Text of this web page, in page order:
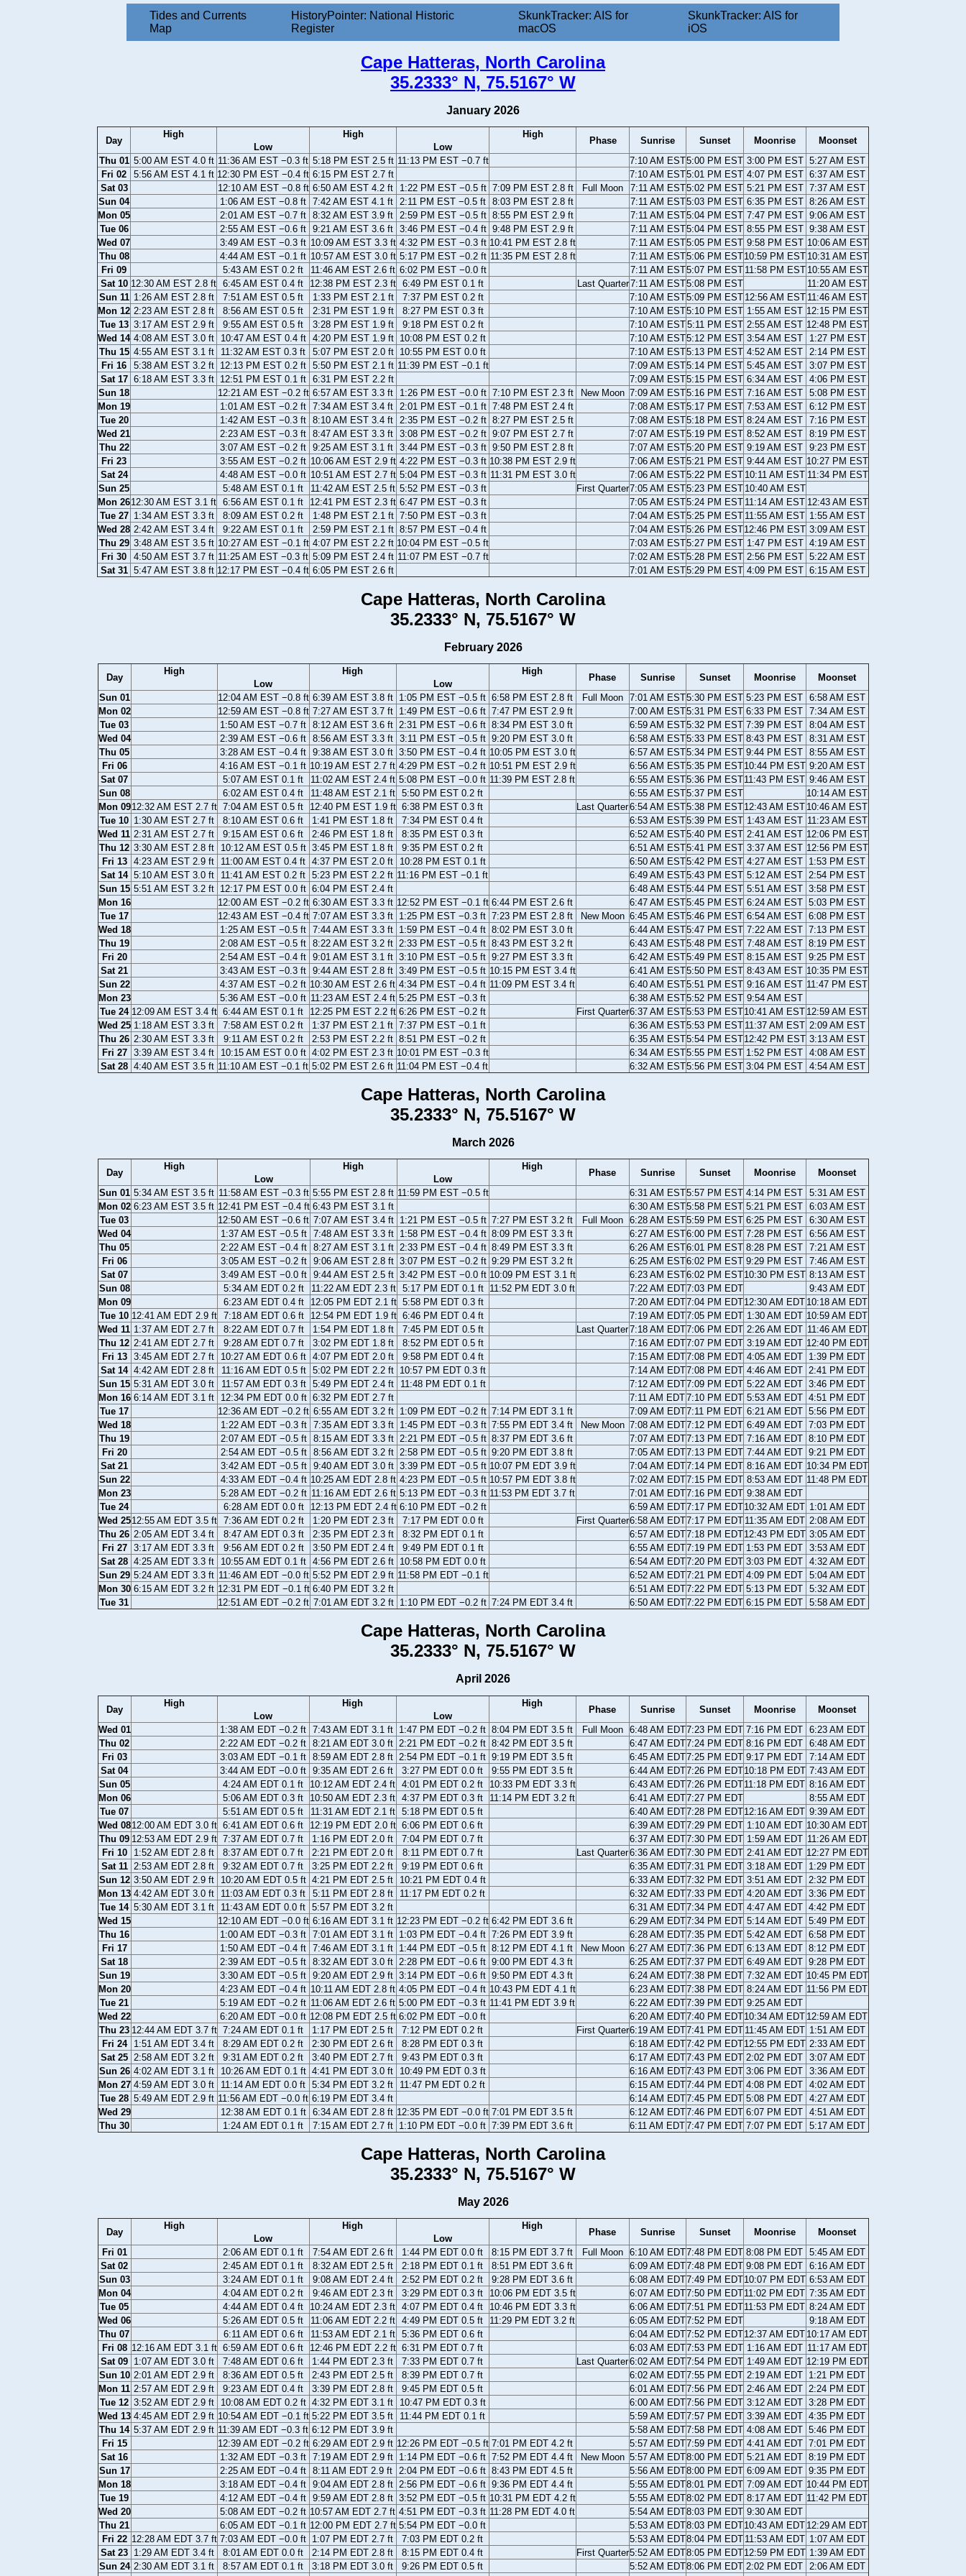
Tides and Currents
Map
HistoryPointer: National Historic
Register
SkunkTracker: AIS for
macOS
SkunkTracker: AIS for
iOS
Cape Hatteras, North Carolina
35.2333° N, 75.5167° W
January 2026
Day
High
Low
High
Low
High
Phase Sunrise Sunset Moonrise
Moonset
Thu 01 5:00 AM EST 4.0 ft 11:36 AM EST −0.3 ft 5:18 PM EST 2.5 ft 11:13 PM EST −0.7 ft 7:10 AM EST5:00 PM EST 3:00 PM EST 5:27 AM EST
Fri 02
5:56 AM EST 4.1 ft 12:30 PM EST −0.4 ft 6:15 PM EST 2.7 ft 7:10 AM EST5:01 PM EST 4:07 PM EST 6:37 AM EST
Sat 03
12:10 AM EST −0.8 ft 6:50 AM EST 4.2 ft 1:22 PM EST −0.5 ft 7:09 PM EST 2.8 ft Full Moon 7:11 AM EST5:02 PM EST 5:21 PM EST 7:37 AM EST
Sun 04
1:06 AM EST −0.8 ft 7:42 AM EST 4.1 ft 2:11 PM EST −0.5 ft 8:03 PM EST 2.8 ft 7:11 AM EST5:03 PM EST 6:35 PM EST 8:26 AM EST
Mon 05
2:01 AM EST −0.7 ft 8:32 AM EST 3.9 ft 2:59 PM EST −0.5 ft 8:55 PM EST 2.9 ft 7:11 AM EST5:04 PM EST 7:47 PM EST 9:06 AM EST
Tue 06
2:55 AM EST −0.6 ft 9:21 AM EST 3.6 ft 3:46 PM EST −0.4 ft 9:48 PM EST 2.9 ft 7:11 AM EST5:04 PM EST 8:55 PM EST 9:38 AM EST
Wed 07
3:49 AM EST −0.3 ft 10:09 AM EST 3.3 ft 4:32 PM EST −0.3 ft 10:41 PM EST 2.8 ft 7:11 AM EST5:05 PM EST 9:58 PM EST 10:06 AM EST
Thu 08
4:44 AM EST −0.1 ft 10:57 AM EST 3.0 ft 5:17 PM EST −0.2 ft 11:35 PM EST 2.8 ft 7:11 AM EST5:06 PM EST10:59 PM EST 10:31 AM EST
Fri 09
5:43 AM EST 0.2 ft 11:46 AM EST 2.6 ft 6:02 PM EST −0.0 ft 7:11 AM EST5:07 PM EST 11:58 PM EST 10:55 AM EST
Sat 10 12:30 AM EST 2.8 ft 6:45 AM EST 0.4 ft 12:38 PM EST 2.3 ft 6:49 PM EST 0.1 ft Last Quarter7:11 AM EST5:08 PM EST
11:20 AM EST
Sun 11 1:26 AM EST 2.8 ft 7:51 AM EST 0.5 ft 1:33 PM EST 2.1 ft 7:37 PM EST 0.2 ft 7:10 AM EST5:09 PM EST 12:56 AM EST 11:46 AM EST
Mon 12 2:23 AM EST 2.8 ft 8:56 AM EST 0.5 ft 2:31 PM EST 1.9 ft 8:27 PM EST 0.3 ft 7:10 AM EST5:10 PM EST 1:55 AM EST 12:15 PM EST
Tue 13 3:17 AM EST 2.9 ft 9:55 AM EST 0.5 ft 3:28 PM EST 1.9 ft 9:18 PM EST 0.2 ft 7:10 AM EST5:11 PM EST 2:55 AM EST 12:48 PM EST
Wed 14 4:08 AM EST 3.0 ft 10:47 AM EST 0.4 ft 4:20 PM EST 1.9 ft 10:08 PM EST 0.2 ft 7:10 AM EST5:12 PM EST 3:54 AM EST
1:27 PM EST
Thu 15 4:55 AM EST 3.1 ft 11:32 AM EST 0.3 ft 5:07 PM EST 2.0 ft 10:55 PM EST 0.0 ft 7:10 AM EST5:13 PM EST 4:52 AM EST 2:14 PM EST
Fri 16
5:38 AM EST 3.2 ft 12:13 PM EST 0.2 ft 5:50 PM EST 2.1 ft 11:39 PM EST −0.1 ft 7:09 AM EST5:14 PM EST 5:45 AM EST 3:07 PM EST
Sat 17 6:18 AM EST 3.3 ft 12:51 PM EST 0.1 ft 6:31 PM EST 2.2 ft 7:09 AM EST5:15 PM EST 6:34 AM EST 4:06 PM EST
Sun 18
12:21 AM EST −0.2 ft 6:57 AM EST 3.3 ft 1:26 PM EST −0.0 ft 7:10 PM EST 2.3 ft New Moon 7:09 AM EST5:16 PM EST 7:16 AM EST 5:08 PM EST
Mon 19
1:01 AM EST −0.2 ft 7:34 AM EST 3.4 ft 2:01 PM EST −0.1 ft 7:48 PM EST 2.4 ft 7:08 AM EST5:17 PM EST 7:53 AM EST 6:12 PM EST
Tue 20
1:42 AM EST −0.3 ft 8:10 AM EST 3.4 ft 2:35 PM EST −0.2 ft 8:27 PM EST 2.5 ft 7:08 AM EST5:18 PM EST 8:24 AM EST 7:16 PM EST
Wed 21
2:23 AM EST −0.3 ft 8:47 AM EST 3.3 ft 3:08 PM EST −0.2 ft 9:07 PM EST 2.7 ft 7:07 AM EST5:19 PM EST 8:52 AM EST 8:19 PM EST
Thu 22
3:07 AM EST −0.2 ft 9:25 AM EST 3.1 ft 3:44 PM EST −0.3 ft 9:50 PM EST 2.8 ft 7:07 AM EST5:20 PM EST 9:19 AM EST 9:23 PM EST
Fri 23
3:55 AM EST −0.2 ft 10:06 AM EST 2.9 ft 4:22 PM EST −0.3 ft 10:38 PM EST 2.9 ft 7:06 AM EST5:21 PM EST 9:44 AM EST 10:27 PM EST
Sat 24
4:48 AM EST −0.0 ft 10:51 AM EST 2.7 ft 5:04 PM EST −0.3 ft 11:31 PM EST 3.0 ft 7:06 AM EST5:22 PM EST 10:11 AM EST 11:34 PM EST
Sun 25
5:48 AM EST 0.1 ft 11:42 AM EST 2.5 ft 5:52 PM EST −0.3 ft First Quarter7:05 AM EST5:23 PM EST 10:40 AM EST
Mon 2612:30 AM EST 3.1 ft 6:56 AM EST 0.1 ft 12:41 PM EST 2.3 ft 6:47 PM EST −0.3 ft 7:05 AM EST5:24 PM EST 11:14 AM EST 12:43 AM EST
Tue 27 1:34 AM EST 3.3 ft 8:09 AM EST 0.2 ft 1:48 PM EST 2.1 ft 7:50 PM EST −0.3 ft 7:04 AM EST5:25 PM EST 11:55 AM EST 1:55 AM EST
Wed 28 2:42 AM EST 3.4 ft 9:22 AM EST 0.1 ft 2:59 PM EST 2.1 ft 8:57 PM EST −0.4 ft 7:04 AM EST5:26 PM EST12:46 PM EST 3:09 AM EST
Thu 29 3:48 AM EST 3.5 ft 10:27 AM EST −0.1 ft 4:07 PM EST 2.2 ft 10:04 PM EST −0.5 ft 7:03 AM EST5:27 PM EST 1:47 PM EST 4:19 AM EST
Fri 30
4:50 AM EST 3.7 ft 11:25 AM EST −0.3 ft 5:09 PM EST 2.4 ft 11:07 PM EST −0.7 ft 7:02 AM EST5:28 PM EST 2:56 PM EST 5:22 AM EST
Sat 31 5:47 AM EST 3.8 ft 12:17 PM EST −0.4 ft 6:05 PM EST 2.6 ft 7:01 AM EST5:29 PM EST 4:09 PM EST 6:15 AM EST
Cape Hatteras, North Carolina
35.2333° N, 75.5167° W
February 2026
Day
High
Low
High
Low
High
Phase Sunrise Sunset Moonrise
Moonset
Sun 01
12:04 AM EST −0.8 ft 6:39 AM EST 3.8 ft 1:05 PM EST −0.5 ft 6:58 PM EST 2.8 ft Full Moon 7:01 AM EST5:30 PM EST 5:23 PM EST 6:58 AM EST
Mon 02
12:59 AM EST −0.8 ft 7:27 AM EST 3.7 ft 1:49 PM EST −0.6 ft 7:47 PM EST 2.9 ft 7:00 AM EST5:31 PM EST 6:33 PM EST 7:34 AM EST
Tue 03
1:50 AM EST −0.7 ft 8:12 AM EST 3.6 ft 2:31 PM EST −0.6 ft 8:34 PM EST 3.0 ft 6:59 AM EST5:32 PM EST 7:39 PM EST 8:04 AM EST
Wed 04
2:39 AM EST −0.6 ft 8:56 AM EST 3.3 ft 3:11 PM EST −0.5 ft 9:20 PM EST 3.0 ft 6:58 AM EST5:33 PM EST 8:43 PM EST 8:31 AM EST
Thu 05
3:28 AM EST −0.4 ft 9:38 AM EST 3.0 ft 3:50 PM EST −0.4 ft 10:05 PM EST 3.0 ft 6:57 AM EST5:34 PM EST 9:44 PM EST 8:55 AM EST
Fri 06
4:16 AM EST −0.1 ft 10:19 AM EST 2.7 ft 4:29 PM EST −0.2 ft 10:51 PM EST 2.9 ft 6:56 AM EST5:35 PM EST10:44 PM EST 9:20 AM EST
Sat 07
5:07 AM EST 0.1 ft 11:02 AM EST 2.4 ft 5:08 PM EST −0.0 ft 11:39 PM EST 2.8 ft 6:55 AM EST5:36 PM EST11:43 PM EST 9:46 AM EST
Sun 08
6:02 AM EST 0.4 ft 11:48 AM EST 2.1 ft 5:50 PM EST 0.2 ft 6:55 AM EST5:37 PM EST
10:14 AM EST
Mon 0912:32 AM EST 2.7 ft 7:04 AM EST 0.5 ft 12:40 PM EST 1.9 ft 6:38 PM EST 0.3 ft Last Quarter6:54 AM EST5:38 PM EST12:43 AM EST 10:46 AM EST
Tue 10 1:30 AM EST 2.7 ft 8:10 AM EST 0.6 ft 1:41 PM EST 1.8 ft 7:34 PM EST 0.4 ft 6:53 AM EST5:39 PM EST 1:43 AM EST 11:23 AM EST
Wed 11 2:31 AM EST 2.7 ft 9:15 AM EST 0.6 ft 2:46 PM EST 1.8 ft 8:35 PM EST 0.3 ft 6:52 AM EST5:40 PM EST 2:41 AM EST 12:06 PM EST
Thu 12 3:30 AM EST 2.8 ft 10:12 AM EST 0.5 ft 3:45 PM EST 1.8 ft 9:35 PM EST 0.2 ft 6:51 AM EST5:41 PM EST 3:37 AM EST 12:56 PM EST
Fri 13
4:23 AM EST 2.9 ft 11:00 AM EST 0.4 ft 4:37 PM EST 2.0 ft 10:28 PM EST 0.1 ft 6:50 AM EST5:42 PM EST 4:27 AM EST
1:53 PM EST
Sat 14 5:10 AM EST 3.0 ft 11:41 AM EST 0.2 ft 5:23 PM EST 2.2 ft 11:16 PM EST −0.1 ft 6:49 AM EST5:43 PM EST 5:12 AM EST
2:54 PM EST
Sun 15 5:51 AM EST 3.2 ft 12:17 PM EST 0.0 ft 6:04 PM EST 2.4 ft 6:48 AM EST5:44 PM EST 5:51 AM EST 3:58 PM EST
Mon 16
12:00 AM EST −0.2 ft 6:30 AM EST 3.3 ft 12:52 PM EST −0.1 ft 6:44 PM EST 2.6 ft 6:47 AM EST5:45 PM EST 6:24 AM EST 5:03 PM EST
Tue 17
12:43 AM EST −0.4 ft 7:07 AM EST 3.3 ft 1:25 PM EST −0.3 ft 7:23 PM EST 2.8 ft New Moon 6:45 AM EST5:46 PM EST 6:54 AM EST 6:08 PM EST
Wed 18
1:25 AM EST −0.5 ft 7:44 AM EST 3.3 ft 1:59 PM EST −0.4 ft 8:02 PM EST 3.0 ft 6:44 AM EST5:47 PM EST 7:22 AM EST 7:13 PM EST
Thu 19
2:08 AM EST −0.5 ft 8:22 AM EST 3.2 ft 2:33 PM EST −0.5 ft 8:43 PM EST 3.2 ft 6:43 AM EST5:48 PM EST 7:48 AM EST 8:19 PM EST
Fri 20
2:54 AM EST −0.4 ft 9:01 AM EST 3.1 ft 3:10 PM EST −0.5 ft 9:27 PM EST 3.3 ft 6:42 AM EST5:49 PM EST 8:15 AM EST 9:25 PM EST
Sat 21
3:43 AM EST −0.3 ft 9:44 AM EST 2.8 ft 3:49 PM EST −0.5 ft 10:15 PM EST 3.4 ft 6:41 AM EST5:50 PM EST 8:43 AM EST 10:35 PM EST
Sun 22
4:37 AM EST −0.2 ft 10:30 AM EST 2.6 ft 4:34 PM EST −0.4 ft 11:09 PM EST 3.4 ft 6:40 AM EST5:51 PM EST 9:16 AM EST 11:47 PM EST
Mon 23
5:36 AM EST −0.0 ft 11:23 AM EST 2.4 ft 5:25 PM EST −0.3 ft 6:38 AM EST5:52 PM EST 9:54 AM EST
Tue 24 12:09 AM EST 3.4 ft 6:44 AM EST 0.1 ft 12:25 PM EST 2.2 ft 6:26 PM EST −0.2 ft First Quarter6:37 AM EST5:53 PM EST10:41 AM EST 12:59 AM EST
Wed 25 1:18 AM EST 3.3 ft 7:58 AM EST 0.2 ft 1:37 PM EST 2.1 ft 7:37 PM EST −0.1 ft 6:36 AM EST5:53 PM EST 11:37 AM EST 2:09 AM EST
Thu 26 2:30 AM EST 3.3 ft 9:11 AM EST 0.2 ft 2:53 PM EST 2.2 ft 8:51 PM EST −0.2 ft 6:35 AM EST5:54 PM EST12:42 PM EST 3:13 AM EST
Fri 27
3:39 AM EST 3.4 ft 10:15 AM EST 0.0 ft 4:02 PM EST 2.3 ft 10:01 PM EST −0.3 ft 6:34 AM EST5:55 PM EST 1:52 PM EST 4:08 AM EST
Sat 28 4:40 AM EST 3.5 ft 11:10 AM EST −0.1 ft 5:02 PM EST 2.6 ft 11:04 PM EST −0.4 ft 6:32 AM EST5:56 PM EST 3:04 PM EST 4:54 AM EST
Cape Hatteras, North Carolina
35.2333° N, 75.5167° W
March 2026
Day
High
Low
High
Low
High
Phase Sunrise Sunset Moonrise
Moonset
Sun 01 5:34 AM EST 3.5 ft 11:58 AM EST −0.3 ft 5:55 PM EST 2.8 ft 11:59 PM EST −0.5 ft 6:31 AM EST5:57 PM EST 4:14 PM EST 5:31 AM EST
Mon 02 6:23 AM EST 3.5 ft 12:41 PM EST −0.4 ft 6:43 PM EST 3.1 ft 6:30 AM EST5:58 PM EST 5:21 PM EST 6:03 AM EST
Tue 03
12:50 AM EST −0.6 ft 7:07 AM EST 3.4 ft 1:21 PM EST −0.5 ft 7:27 PM EST 3.2 ft Full Moon 6:28 AM EST5:59 PM EST 6:25 PM EST 6:30 AM EST
Wed 04
1:37 AM EST −0.5 ft 7:48 AM EST 3.3 ft 1:58 PM EST −0.4 ft 8:09 PM EST 3.3 ft 6:27 AM EST6:00 PM EST 7:28 PM EST 6:56 AM EST
Thu 05
2:22 AM EST −0.4 ft 8:27 AM EST 3.1 ft 2:33 PM EST −0.4 ft 8:49 PM EST 3.3 ft 6:26 AM EST6:01 PM EST 8:28 PM EST 7:21 AM EST
Fri 06
3:05 AM EST −0.2 ft 9:06 AM EST 2.8 ft 3:07 PM EST −0.2 ft 9:29 PM EST 3.2 ft 6:25 AM EST6:02 PM EST 9:29 PM EST 7:46 AM EST
Sat 07
3:49 AM EST −0.0 ft 9:44 AM EST 2.5 ft 3:42 PM EST −0.0 ft 10:09 PM EST 3.1 ft 6:23 AM EST6:02 PM EST10:30 PM EST 8:13 AM EST
Sun 08
5:34 AM EDT 0.2 ft 11:22 AM EDT 2.3 ft 5:17 PM EDT 0.1 ft 11:52 PM EDT 3.0 ft 7:22 AM EDT7:03 PM EDT
9:43 AM EDT
Mon 09
6:23 AM EDT 0.4 ft 12:05 PM EDT 2.1 ft 5:58 PM EDT 0.3 ft 7:20 AM EDT7:04 PM EDT12:30 AM EDT 10:18 AM EDT
Tue 10 12:41 AM EDT 2.9 ft 7:18 AM EDT 0.6 ft 12:54 PM EDT 1.9 ft 6:46 PM EDT 0.4 ft 7:19 AM EDT7:05 PM EDT 1:30 AM EDT 10:59 AM EDT
Wed 11 1:37 AM EDT 2.7 ft 8:22 AM EDT 0.7 ft 1:54 PM EDT 1.8 ft 7:45 PM EDT 0.5 ft Last Quarter7:18 AM EDT7:06 PM EDT 2:26 AM EDT 11:46 AM EDT
Thu 12 2:41 AM EDT 2.7 ft 9:28 AM EDT 0.7 ft 3:02 PM EDT 1.8 ft 8:52 PM EDT 0.5 ft 7:16 AM EDT7:07 PM EDT 3:19 AM EDT 12:40 PM EDT
Fri 13
3:45 AM EDT 2.7 ft 10:27 AM EDT 0.6 ft 4:07 PM EDT 2.0 ft 9:58 PM EDT 0.4 ft 7:15 AM EDT7:08 PM EDT 4:05 AM EDT
1:39 PM EDT
Sat 14 4:42 AM EDT 2.8 ft 11:16 AM EDT 0.5 ft 5:02 PM EDT 2.2 ft 10:57 PM EDT 0.3 ft 7:14 AM EDT7:08 PM EDT 4:46 AM EDT 2:41 PM EDT
Sun 15 5:31 AM EDT 3.0 ft 11:57 AM EDT 0.3 ft 5:49 PM EDT 2.4 ft 11:48 PM EDT 0.1 ft 7:12 AM EDT7:09 PM EDT 5:22 AM EDT 3:46 PM EDT
Mon 16 6:14 AM EDT 3.1 ft 12:34 PM EDT 0.0 ft 6:32 PM EDT 2.7 ft 7:11 AM EDT7:10 PM EDT 5:53 AM EDT 4:51 PM EDT
Tue 17
12:36 AM EDT −0.2 ft 6:55 AM EDT 3.2 ft 1:09 PM EDT −0.2 ft 7:14 PM EDT 3.1 ft 7:09 AM EDT7:11 PM EDT 6:21 AM EDT 5:56 PM EDT
Wed 18
1:22 AM EDT −0.3 ft 7:35 AM EDT 3.3 ft 1:45 PM EDT −0.3 ft 7:55 PM EDT 3.4 ft New Moon 7:08 AM EDT7:12 PM EDT 6:49 AM EDT 7:03 PM EDT
Thu 19
2:07 AM EDT −0.5 ft 8:15 AM EDT 3.3 ft 2:21 PM EDT −0.5 ft 8:37 PM EDT 3.6 ft 7:07 AM EDT7:13 PM EDT 7:16 AM EDT 8:10 PM EDT
Fri 20
2:54 AM EDT −0.5 ft 8:56 AM EDT 3.2 ft 2:58 PM EDT −0.5 ft 9:20 PM EDT 3.8 ft 7:05 AM EDT7:13 PM EDT 7:44 AM EDT 9:21 PM EDT
Sat 21
3:42 AM EDT −0.5 ft 9:40 AM EDT 3.0 ft 3:39 PM EDT −0.5 ft 10:07 PM EDT 3.9 ft 7:04 AM EDT7:14 PM EDT 8:16 AM EDT 10:34 PM EDT
Sun 22
4:33 AM EDT −0.4 ft 10:25 AM EDT 2.8 ft 4:23 PM EDT −0.5 ft 10:57 PM EDT 3.8 ft 7:02 AM EDT7:15 PM EDT 8:53 AM EDT 11:48 PM EDT
Mon 23
5:28 AM EDT −0.2 ft 11:16 AM EDT 2.6 ft 5:13 PM EDT −0.3 ft 11:53 PM EDT 3.7 ft 7:01 AM EDT7:16 PM EDT 9:38 AM EDT
Tue 24
6:28 AM EDT 0.0 ft 12:13 PM EDT 2.4 ft 6:10 PM EDT −0.2 ft 6:59 AM EDT7:17 PM EDT10:32 AM EDT 1:01 AM EDT
Wed 2512:55 AM EDT 3.5 ft 7:36 AM EDT 0.2 ft 1:20 PM EDT 2.3 ft 7:17 PM EDT 0.0 ft First Quarter6:58 AM EDT7:17 PM EDT 11:35 AM EDT 2:08 AM EDT
Thu 26 2:05 AM EDT 3.4 ft 8:47 AM EDT 0.3 ft 2:35 PM EDT 2.3 ft 8:32 PM EDT 0.1 ft 6:57 AM EDT7:18 PM EDT12:43 PM EDT 3:05 AM EDT
Fri 27
3:17 AM EDT 3.3 ft 9:56 AM EDT 0.2 ft 3:50 PM EDT 2.4 ft 9:49 PM EDT 0.1 ft 6:55 AM EDT7:19 PM EDT 1:53 PM EDT 3:53 AM EDT
Sat 28 4:25 AM EDT 3.3 ft 10:55 AM EDT 0.1 ft 4:56 PM EDT 2.6 ft 10:58 PM EDT 0.0 ft 6:54 AM EDT7:20 PM EDT 3:03 PM EDT 4:32 AM EDT
Sun 29 5:24 AM EDT 3.3 ft 11:46 AM EDT −0.0 ft 5:52 PM EDT 2.9 ft 11:58 PM EDT −0.1 ft 6:52 AM EDT7:21 PM EDT 4:09 PM EDT 5:04 AM EDT
Mon 30 6:15 AM EDT 3.2 ft 12:31 PM EDT −0.1 ft 6:40 PM EDT 3.2 ft 6:51 AM EDT7:22 PM EDT 5:13 PM EDT 5:32 AM EDT
Tue 31
12:51 AM EDT −0.2 ft 7:01 AM EDT 3.2 ft 1:10 PM EDT −0.2 ft 7:24 PM EDT 3.4 ft 6:50 AM EDT7:22 PM EDT 6:15 PM EDT 5:58 AM EDT
Cape Hatteras, North Carolina
35.2333° N, 75.5167° W
April 2026
Day
High
Low
High
Low
High
Phase Sunrise Sunset Moonrise
Moonset
Wed 01
1:38 AM EDT −0.2 ft 7:43 AM EDT 3.1 ft 1:47 PM EDT −0.2 ft 8:04 PM EDT 3.5 ft Full Moon 6:48 AM EDT7:23 PM EDT 7:16 PM EDT 6:23 AM EDT
Thu 02
2:22 AM EDT −0.2 ft 8:21 AM EDT 3.0 ft 2:21 PM EDT −0.2 ft 8:42 PM EDT 3.5 ft 6:47 AM EDT7:24 PM EDT 8:16 PM EDT 6:48 AM EDT
Fri 03
3:03 AM EDT −0.1 ft 8:59 AM EDT 2.8 ft 2:54 PM EDT −0.1 ft 9:19 PM EDT 3.5 ft 6:45 AM EDT7:25 PM EDT 9:17 PM EDT 7:14 AM EDT
Sat 04
3:44 AM EDT −0.0 ft 9:35 AM EDT 2.6 ft 3:27 PM EDT 0.0 ft 9:55 PM EDT 3.5 ft 6:44 AM EDT7:26 PM EDT10:18 PM EDT 7:43 AM EDT
Sun 05
4:24 AM EDT 0.1 ft 10:12 AM EDT 2.4 ft 4:01 PM EDT 0.2 ft 10:33 PM EDT 3.3 ft 6:43 AM EDT7:26 PM EDT11:18 PM EDT 8:16 AM EDT
Mon 06
5:06 AM EDT 0.3 ft 10:50 AM EDT 2.3 ft 4:37 PM EDT 0.3 ft 11:14 PM EDT 3.2 ft 6:41 AM EDT7:27 PM EDT
8:55 AM EDT
Tue 07
5:51 AM EDT 0.5 ft 11:31 AM EDT 2.1 ft 5:18 PM EDT 0.5 ft 6:40 AM EDT7:28 PM EDT12:16 AM EDT 9:39 AM EDT
Wed 0812:00 AM EDT 3.0 ft 6:41 AM EDT 0.6 ft 12:19 PM EDT 2.0 ft 6:06 PM EDT 0.6 ft 6:39 AM EDT7:29 PM EDT 1:10 AM EDT 10:30 AM EDT
Thu 09 12:53 AM EDT 2.9 ft 7:37 AM EDT 0.7 ft 1:16 PM EDT 2.0 ft 7:04 PM EDT 0.7 ft 6:37 AM EDT7:30 PM EDT 1:59 AM EDT 11:26 AM EDT
Fri 10
1:52 AM EDT 2.8 ft 8:37 AM EDT 0.7 ft 2:21 PM EDT 2.0 ft 8:11 PM EDT 0.7 ft Last Quarter6:36 AM EDT7:30 PM EDT 2:41 AM EDT 12:27 PM EDT
Sat 11
2:53 AM EDT 2.8 ft 9:32 AM EDT 0.7 ft 3:25 PM EDT 2.2 ft 9:19 PM EDT 0.6 ft 6:35 AM EDT7:31 PM EDT 3:18 AM EDT
1:29 PM EDT
Sun 12 3:50 AM EDT 2.9 ft 10:20 AM EDT 0.5 ft 4:21 PM EDT 2.5 ft 10:21 PM EDT 0.4 ft 6:33 AM EDT7:32 PM EDT 3:51 AM EDT
2:32 PM EDT
Mon 13 4:42 AM EDT 3.0 ft 11:03 AM EDT 0.3 ft 5:11 PM EDT 2.8 ft 11:17 PM EDT 0.2 ft 6:32 AM EDT7:33 PM EDT 4:20 AM EDT 3:36 PM EDT
Tue 14 5:30 AM EDT 3.1 ft 11:43 AM EDT 0.0 ft 5:57 PM EDT 3.2 ft 6:31 AM EDT7:34 PM EDT 4:47 AM EDT 4:42 PM EDT
Wed 15
12:10 AM EDT −0.0 ft 6:16 AM EDT 3.1 ft 12:23 PM EDT −0.2 ft 6:42 PM EDT 3.6 ft 6:29 AM EDT7:34 PM EDT 5:14 AM EDT 5:49 PM EDT
Thu 16
1:00 AM EDT −0.3 ft 7:01 AM EDT 3.1 ft 1:03 PM EDT −0.4 ft 7:26 PM EDT 3.9 ft 6:28 AM EDT7:35 PM EDT 5:42 AM EDT 6:58 PM EDT
Fri 17
1:50 AM EDT −0.4 ft 7:46 AM EDT 3.1 ft 1:44 PM EDT −0.5 ft 8:12 PM EDT 4.1 ft New Moon 6:27 AM EDT7:36 PM EDT 6:13 AM EDT 8:12 PM EDT
Sat 18
2:39 AM EDT −0.5 ft 8:32 AM EDT 3.0 ft 2:28 PM EDT −0.6 ft 9:00 PM EDT 4.3 ft 6:25 AM EDT7:37 PM EDT 6:49 AM EDT 9:28 PM EDT
Sun 19
3:30 AM EDT −0.5 ft 9:20 AM EDT 2.9 ft 3:14 PM EDT −0.6 ft 9:50 PM EDT 4.3 ft 6:24 AM EDT7:38 PM EDT 7:32 AM EDT 10:45 PM EDT
Mon 20
4:23 AM EDT −0.4 ft 10:11 AM EDT 2.8 ft 4:05 PM EDT −0.4 ft 10:43 PM EDT 4.1 ft 6:23 AM EDT7:38 PM EDT 8:24 AM EDT 11:56 PM EDT
Tue 21
5:19 AM EDT −0.2 ft 11:06 AM EDT 2.6 ft 5:00 PM EDT −0.3 ft 11:41 PM EDT 3.9 ft 6:22 AM EDT7:39 PM EDT 9:25 AM EDT
Wed 22
6:20 AM EDT −0.0 ft 12:08 PM EDT 2.5 ft 6:02 PM EDT −0.0 ft 6:20 AM EDT7:40 PM EDT10:34 AM EDT 12:59 AM EDT
Thu 23 12:44 AM EDT 3.7 ft 7:24 AM EDT 0.1 ft 1:17 PM EDT 2.5 ft 7:12 PM EDT 0.2 ft First Quarter6:19 AM EDT7:41 PM EDT 11:45 AM EDT 1:51 AM EDT
Fri 24
1:51 AM EDT 3.4 ft 8:29 AM EDT 0.2 ft 2:30 PM EDT 2.6 ft 8:28 PM EDT 0.3 ft 6:18 AM EDT7:42 PM EDT12:55 PM EDT 2:33 AM EDT
Sat 25 2:58 AM EDT 3.2 ft 9:31 AM EDT 0.2 ft 3:40 PM EDT 2.7 ft 9:43 PM EDT 0.3 ft 6:17 AM EDT7:43 PM EDT 2:02 PM EDT 3:07 AM EDT
Sun 26 4:02 AM EDT 3.1 ft 10:26 AM EDT 0.1 ft 4:41 PM EDT 3.0 ft 10:49 PM EDT 0.3 ft 6:16 AM EDT7:43 PM EDT 3:06 PM EDT 3:36 AM EDT
Mon 27 4:59 AM EDT 3.0 ft 11:14 AM EDT 0.0 ft 5:34 PM EDT 3.2 ft 11:47 PM EDT 0.2 ft 6:15 AM EDT7:44 PM EDT 4:08 PM EDT 4:02 AM EDT
Tue 28 5:49 AM EDT 2.9 ft 11:56 AM EDT −0.0 ft 6:19 PM EDT 3.4 ft 6:14 AM EDT7:45 PM EDT 5:08 PM EDT 4:27 AM EDT
Wed 29
12:38 AM EDT 0.1 ft 6:34 AM EDT 2.8 ft 12:35 PM EDT −0.0 ft 7:01 PM EDT 3.5 ft 6:12 AM EDT7:46 PM EDT 6:07 PM EDT 4:51 AM EDT
Thu 30
1:24 AM EDT 0.1 ft 7:15 AM EDT 2.7 ft 1:10 PM EDT −0.0 ft 7:39 PM EDT 3.6 ft 6:11 AM EDT7:47 PM EDT 7:07 PM EDT 5:17 AM EDT
Cape Hatteras, North Carolina
35.2333° N, 75.5167° W
May 2026
Day
High
Low
High
Low
High
Phase Sunrise Sunset Moonrise
Moonset
Fri 01
2:06 AM EDT 0.1 ft 7:54 AM EDT 2.6 ft 1:44 PM EDT 0.0 ft 8:15 PM EDT 3.7 ft Full Moon 6:10 AM EDT7:48 PM EDT 8:08 PM EDT 5:45 AM EDT
Sat 02
2:45 AM EDT 0.1 ft 8:32 AM EDT 2.5 ft 2:18 PM EDT 0.1 ft 8:51 PM EDT 3.6 ft 6:09 AM EDT7:48 PM EDT 9:08 PM EDT 6:16 AM EDT
Sun 03
3:24 AM EDT 0.1 ft 9:08 AM EDT 2.4 ft 2:52 PM EDT 0.2 ft 9:28 PM EDT 3.6 ft 6:08 AM EDT7:49 PM EDT10:07 PM EDT 6:53 AM EDT
Mon 04
4:04 AM EDT 0.2 ft 9:46 AM EDT 2.3 ft 3:29 PM EDT 0.3 ft 10:06 PM EDT 3.5 ft 6:07 AM EDT7:50 PM EDT11:02 PM EDT 7:35 AM EDT
Tue 05
4:44 AM EDT 0.4 ft 10:24 AM EDT 2.3 ft 4:07 PM EDT 0.4 ft 10:46 PM EDT 3.3 ft 6:06 AM EDT7:51 PM EDT11:53 PM EDT 8:24 AM EDT
Wed 06
5:26 AM EDT 0.5 ft 11:06 AM EDT 2.2 ft 4:49 PM EDT 0.5 ft 11:29 PM EDT 3.2 ft 6:05 AM EDT7:52 PM EDT
9:18 AM EDT
Thu 07
6:11 AM EDT 0.6 ft 11:53 AM EDT 2.1 ft 5:36 PM EDT 0.6 ft 6:04 AM EDT7:52 PM EDT12:37 AM EDT 10:17 AM EDT
Fri 08 12:16 AM EDT 3.1 ft 6:59 AM EDT 0.6 ft 12:46 PM EDT 2.2 ft 6:31 PM EDT 0.7 ft 6:03 AM EDT7:53 PM EDT 1:16 AM EDT 11:17 AM EDT
Sat 09 1:07 AM EDT 3.0 ft 7:48 AM EDT 0.6 ft 1:44 PM EDT 2.3 ft 7:33 PM EDT 0.7 ft Last Quarter6:02 AM EDT7:54 PM EDT 1:49 AM EDT 12:19 PM EDT
Sun 10 2:01 AM EDT 2.9 ft 8:36 AM EDT 0.5 ft 2:43 PM EDT 2.5 ft 8:39 PM EDT 0.7 ft 6:02 AM EDT7:55 PM EDT 2:19 AM EDT
1:21 PM EDT
Mon 11 2:57 AM EDT 2.9 ft 9:23 AM EDT 0.4 ft 3:39 PM EDT 2.8 ft 9:45 PM EDT 0.5 ft 6:01 AM EDT7:56 PM EDT 2:46 AM EDT 2:24 PM EDT
Tue 12 3:52 AM EDT 2.9 ft 10:08 AM EDT 0.2 ft 4:32 PM EDT 3.1 ft 10:47 PM EDT 0.3 ft 6:00 AM EDT7:56 PM EDT 3:12 AM EDT 3:28 PM EDT
Wed 13 4:45 AM EDT 2.9 ft 10:54 AM EDT −0.1 ft 5:22 PM EDT 3.5 ft 11:44 PM EDT 0.1 ft 5:59 AM EDT7:57 PM EDT 3:39 AM EDT 4:35 PM EDT
Thu 14 5:37 AM EDT 2.9 ft 11:39 AM EDT −0.3 ft 6:12 PM EDT 3.9 ft 5:58 AM EDT7:58 PM EDT 4:08 AM EDT 5:46 PM EDT
Fri 15
12:39 AM EDT −0.2 ft 6:29 AM EDT 2.9 ft 12:26 PM EDT −0.5 ft 7:01 PM EDT 4.2 ft 5:57 AM EDT7:59 PM EDT 4:41 AM EDT 7:01 PM EDT
Sat 16
1:32 AM EDT −0.3 ft 7:19 AM EDT 2.9 ft 1:14 PM EDT −0.6 ft 7:52 PM EDT 4.4 ft New Moon 5:57 AM EDT8:00 PM EDT 5:21 AM EDT 8:19 PM EDT
Sun 17
2:25 AM EDT −0.4 ft 8:11 AM EDT 2.9 ft 2:04 PM EDT −0.6 ft 8:43 PM EDT 4.5 ft 5:56 AM EDT8:00 PM EDT 6:09 AM EDT 9:35 PM EDT
Mon 18
3:18 AM EDT −0.4 ft 9:04 AM EDT 2.8 ft 2:56 PM EDT −0.6 ft 9:36 PM EDT 4.4 ft 5:55 AM EDT8:01 PM EDT 7:09 AM EDT 10:44 PM EDT
Tue 19
4:12 AM EDT −0.4 ft 9:59 AM EDT 2.8 ft 3:52 PM EDT −0.5 ft 10:31 PM EDT 4.2 ft 5:55 AM EDT8:02 PM EDT 8:17 AM EDT 11:42 PM EDT
Wed 20
5:08 AM EDT −0.2 ft 10:57 AM EDT 2.7 ft 4:51 PM EDT −0.3 ft 11:28 PM EDT 4.0 ft 5:54 AM EDT8:03 PM EDT 9:30 AM EDT
Thu 21
6:05 AM EDT −0.1 ft 12:00 PM EDT 2.7 ft 5:54 PM EDT −0.0 ft 5:53 AM EDT8:03 PM EDT10:43 AM EDT 12:29 AM EDT
Fri 22 12:28 AM EDT 3.7 ft 7:03 AM EDT −0.0 ft 1:07 PM EDT 2.7 ft 7:03 PM EDT 0.2 ft 5:53 AM EDT8:04 PM EDT 11:53 AM EDT 1:07 AM EDT
Sat 23 1:29 AM EDT 3.4 ft 8:01 AM EDT 0.0 ft 2:14 PM EDT 2.8 ft 8:15 PM EDT 0.4 ft First Quarter5:52 AM EDT8:05 PM EDT12:59 PM EDT 1:39 AM EDT
Sun 24 2:30 AM EDT 3.1 ft 8:57 AM EDT 0.1 ft 3:18 PM EDT 3.0 ft 9:26 PM EDT 0.5 ft 5:52 AM EDT8:06 PM EDT 2:02 PM EDT 2:06 AM EDT